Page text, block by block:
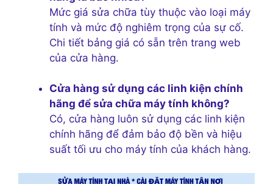
Mức giá sửa chữa tùy thuộc vào loại máy
tính và mức độ nghiêm trọng của sự cố.
Chi tiết bảng giá có sẵn trên trang web
của cửa hàng.
Cửa hàng sử dụng các linh kiện chính
hãng để sửa chữa máy tính không?
Có, cửa hàng luôn sử dụng các linh kiện
chính hãng để đảm bảo độ bền và hiệu
suất tối ưu cho máy tính của khách hàng.